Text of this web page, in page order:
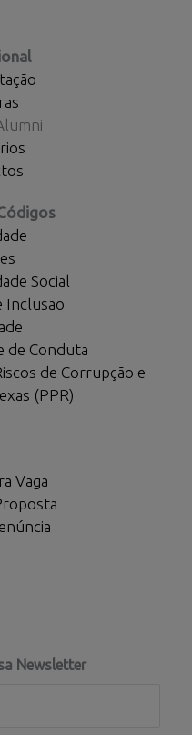
Social
Inclusão
de Conduta
de Corrupção e
(PPR)
Vaga
Newsletter